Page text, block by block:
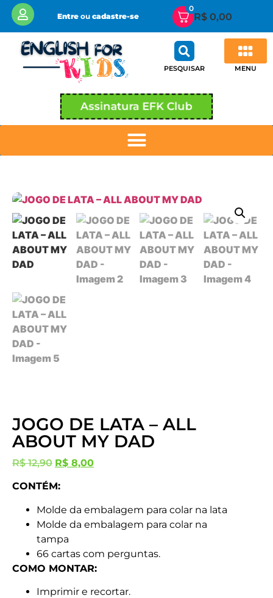
Entreou cadastre-se
0
R$ 0,00
PESQUISAR MENU
Assinatura EFK Club
JOGO DE LATA – ALL
ABOUT MY DAD
R$12,90 R$ 8,00
CONTÉM:
Molde da embalagem para colar na lata
Molde da embalagem para colar na
tampa
66 cartas com perguntas.
COMO MONTAR:
Imprimir e recortar.